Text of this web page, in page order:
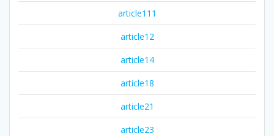
article111
article12
article14
article18
article21
article23